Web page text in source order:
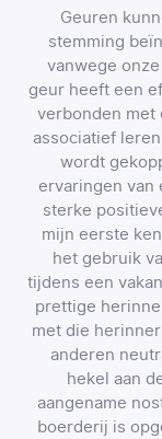
Geuren
stemming
vanwege
geur heeft een
verbonden met
associatief
wordt
ervaringen van
sterke
mijn eerste
het gebruik
tijdens een
prettige
met die
anderen
hekel aan
aangename
boerderij is